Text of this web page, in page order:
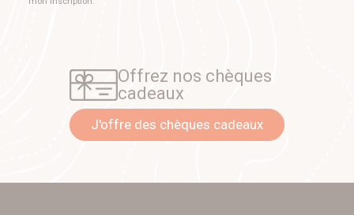
Offrez nos chèques
cadeaux
J'offre des chèques cadeaux